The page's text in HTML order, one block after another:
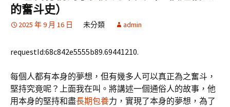
的奮斗史）
2025 年 9 月 16 日 未分類 admin
requestId:68c842e5555b89.69441210.
每個人都有本身的夢想，但有幾多人可以真正為之奮斗，
堅持究竟呢？上面我在叫。將講述一個通俗人的故事，他
用本身的堅持和盡長期包養力，實現了本身的夢想，為了